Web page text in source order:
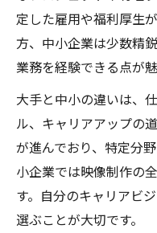
定した雇用や福利厚生
方、中小企業は少数精
業務を経験できる点が魅
大手と中小の違いは、
ル、キャリアアップの
が進んでおり、特定分
小企業では映像制作の
す。自分のキャリアビ
選ぶことが大切です。